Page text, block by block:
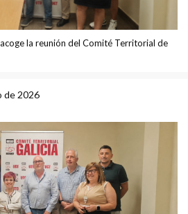
la reunión del Comité Territorial de
de 2026